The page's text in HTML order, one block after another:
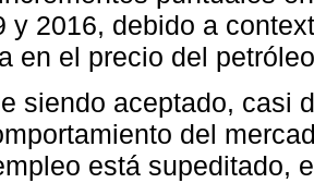
y 2016, debido a
en el precio del
siendo aceptado, casi
del
está supeditado,